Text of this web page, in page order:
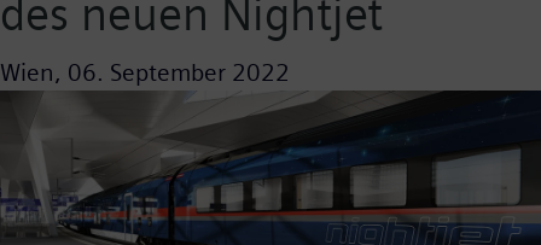
des neuen Nightjet
Wien, 06. September 2022